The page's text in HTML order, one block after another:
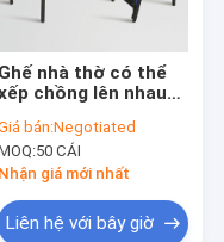
Ghế nhà thờ có thể
chồng lên nhau
đại với chân quỳ
bán:Negotiated
50 CÁI
Nhận giá mới nhất
Liên hệ với bây giờ